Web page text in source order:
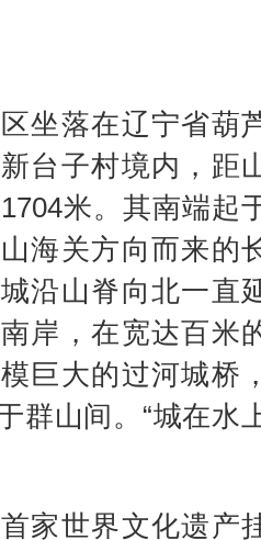
坐落在辽宁省葫
台子村境内，距
米。其南端起
海关方向而来的
沿山脊向北一直
岸，在宽达百米
巨大的过河城桥，
群山间。“城在水
世界文化遗产